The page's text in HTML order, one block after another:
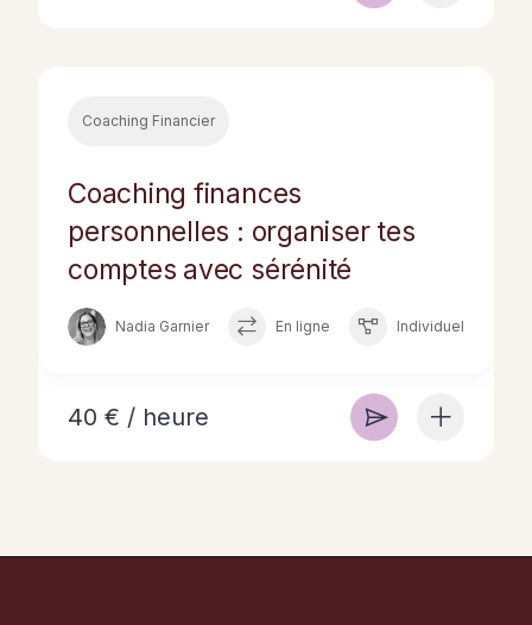
Coaching Financier
Coaching finances
personnelles : organiser tes
comptes avec sérénité
Nadia Garnier En ligne Individuel
40 € / heure